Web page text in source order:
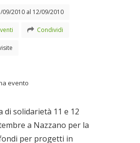
09/2010 al 12/09/2010
Condividi
evento
09/2010 al
2010
di solidarietà 11 e 12
a Nazzano per la
per progetti in